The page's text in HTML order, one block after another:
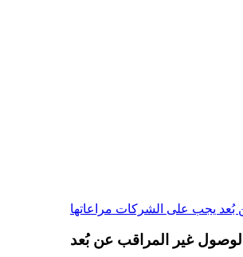
غير المراقب عن بُعد